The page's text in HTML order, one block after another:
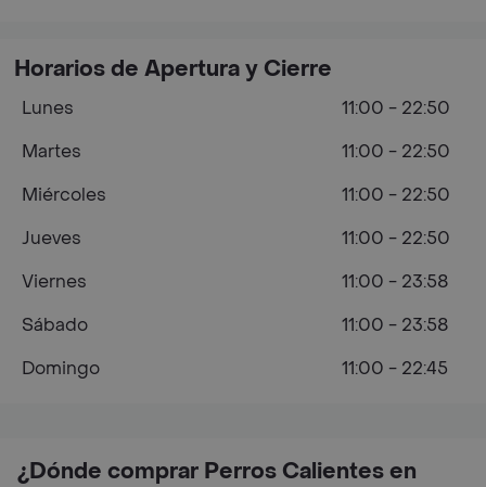
¿Dónde comprar Perros Calientes en
Horarios de Apertura y Cierre
Lunes
11:00 - 22:50
Martes
11:00 - 22:50
Miércoles
11:00 - 22:50
Jueves
11:00 - 22:50
Viernes
11:00 - 23:58
Sábado
11:00 - 23:58
Domingo
11:00 - 22:45